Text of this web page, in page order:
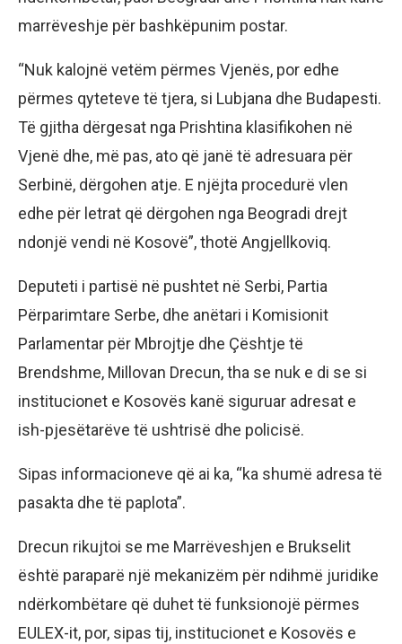
marrëveshje për bashkëpunim postar.
“Nuk kalojnë vetëm përmes Vjenës, por edhe
përmes qyteteve të tjera, si Lubjana dhe Budapesti.
Të gjitha dërgesat nga Prishtina klasifikohen në
Vjenë dhe, më pas, ato që janë të adresuara për
Serbinë, dërgohen atje. E njëjta procedurë vlen
edhe për letrat që dërgohen nga Beogradi drejt
ndonjë vendi në Kosovë”, thotë Angjellkoviq.
Deputeti i partisë në pushtet në Serbi, Partia
Përparimtare Serbe, dhe anëtari i Komisionit
Parlamentar për Mbrojtje dhe Çështje të
Brendshme, Millovan Drecun, tha se nuk e di se si
institucionet e Kosovës kanë siguruar adresat e
ish-pjesëtarëve të ushtrisë dhe policisë.
Sipas informacioneve që ai ka, “ka shumë adresa të
pasakta dhe të paplota”.
Drecun rikujtoi se me Marrëveshjen e Brukselit
është paraparë një mekanizëm për ndihmë juridike
ndërkombëtare që duhet të funksionojë përmes
EULEX-it, por, sipas tij, institucionet e Kosovës e